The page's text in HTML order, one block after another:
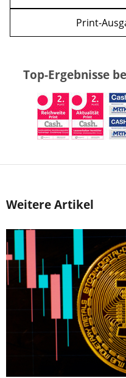
Print-
Top-Ergebnisse
Weitere Artikel